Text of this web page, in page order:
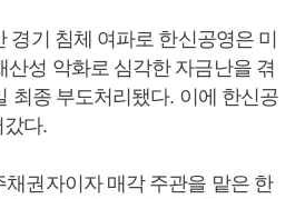
경기 침체 여파로 한신공영은 미
산성 악화로 심각한 자금난을 겪
최종 부도처리됐다. 이에 한신공
다.
채권자이자 매각 주관을 맡은 한